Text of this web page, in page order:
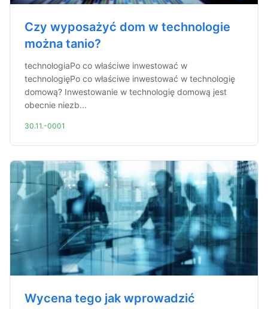
Czy wyposażyć dom w technologie
można tanio?
technologiaPo co właściwe inwestować w
technologięPo co właściwe inwestować w technologię
domową? Inwestowanie w technologię domową jest
obecnie niezb...
30.11.-0001
Wycena tego jak wprowadzić